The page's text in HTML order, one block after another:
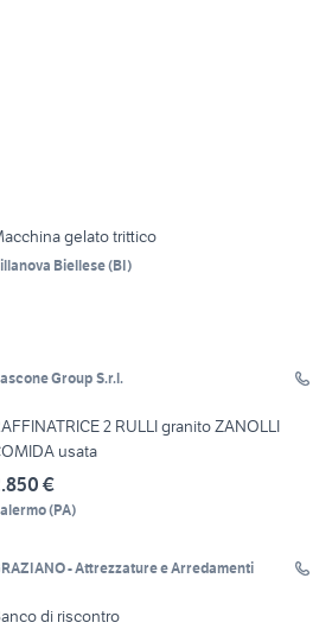
gelato trittico
Biellese(BI)
Group S.r.l.
2 RULLI granito ZANOLLI
usata
€
(PA)
- Attrezzature e Arredamenti
di riscontro